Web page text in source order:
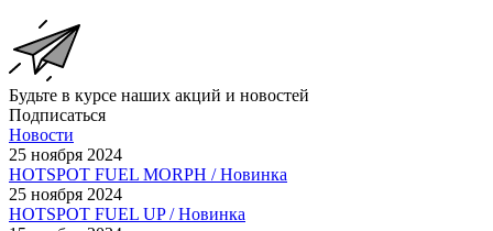
Будьте в курсе наших акций и новостей
Подписаться
Новости
25 ноября 2024
HOTSPOT FUEL MORPH / Новинка
25 ноября 2024
HOTSPOT FUEL UP / Новинка